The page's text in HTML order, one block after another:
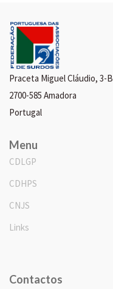
Praceta Miguel Cláudio, 3-B
2700-585 Amadora
Portugal
Menu
CDLGP
CDHPS
CNJS
Links
Contactos